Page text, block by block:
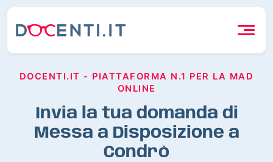
DOCENTI.IT - PIATTAFORMA N.1 PER LA MAD
ONLINE
Invia la tua domanda di
Messa a Disposizione a
Condrò